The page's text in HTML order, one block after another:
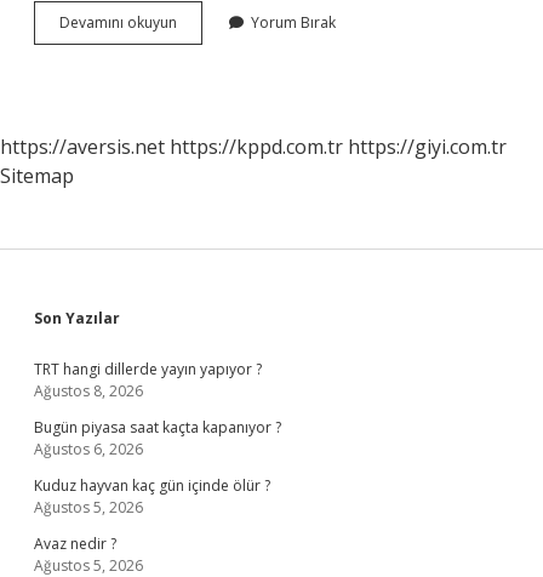
Devamını okuyun Kristallendirme
Nedir
Yorum Bırak
https://aversis.net https://kppd.com.tr https://giyi.com.tr
Sitemap
Sidebar
Son Yazılar
TRT hangi dillerde yayın yapıyor ?
Ağustos 8, 2026
Bugün piyasa saat kaçta kapanıyor ?
Ağustos 6, 2026
Kuduz hayvan kaç gün içinde ölür ?
Ağustos 5, 2026
Avaz nedir ?
Ağustos 5, 2026